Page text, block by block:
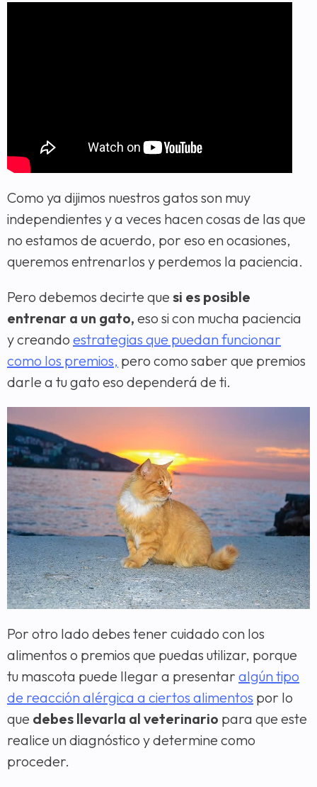
Como ya dijimos nuestros gatos son muy
independientes y a veces hacen cosas de las que
no estamos de acuerdo, por eso en ocasiones,
queremos entrenarlos y perdemos la paciencia.
Pero debemos decirte que si es posible
entrenar a un gato, eso si con mucha paciencia
y creando estrategias que puedan funcionar
como los premios, pero como saber que premios
darle a tu gato eso dependerá de ti.
Por otro lado debes tener cuidado con los
alimentos o premios que puedas utilizar, porque
tu mascota puede llegar a presentar algún tipo
de reacción alérgica a ciertos alimentos por lo
que debes llevarla al veterinario para que este
realice un diagnóstico y determine como
proceder.